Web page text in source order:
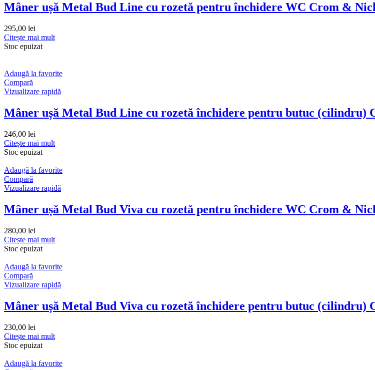
Mâner ușă Metal Bud Line cu rozetă pentru închidere WC Crom &
295,00 lei
Citește mai mult
Stoc epuizat
Adaugă la favorite
Compară
Vizualizare rapidă
Mâner ușă Metal Bud Line cu rozetă închidere pentru butuc (cilindru)
246,00 lei
Citește mai mult
Stoc epuizat
Adaugă la favorite
Compară
Vizualizare rapidă
Mâner ușă Metal Bud Viva cu rozetă pentru închidere WC Crom &
280,00 lei
Citește mai mult
Stoc epuizat
Adaugă la favorite
Compară
Vizualizare rapidă
Mâner ușă Metal Bud Viva cu rozetă închidere pentru butuc (cilindru)
230,00 lei
Citește mai mult
Stoc epuizat
Adaugă la favorite